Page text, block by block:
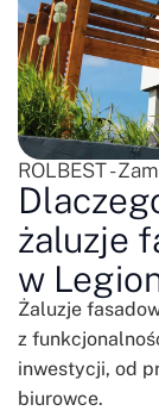
ROLBEST -
żaluzje
w
Żaluzje
z
inwestycji, od
biurowce.